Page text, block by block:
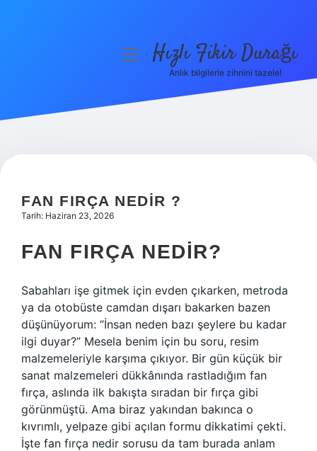
Hakkımızda
menüyüHızlı Fikir Durağı
Anlık bilgilerle zihnini tazele!
FAN FIRÇA NEDIR ?
Tarih: Haziran 23, 2026
FAN FIRÇA NEDIR?
Sabahları işe gitmek için evden çıkarken, metroda
ya da otobüste camdan dışarı bakarken bazen
düşünüyorum: “İnsan neden bazı şeylere bu kadar
ilgi duyar?” Mesela benim için bu soru, resim
malzemeleriyle karşıma çıkıyor. Bir gün küçük bir
sanat malzemeleri dükkânında rastladığım fan
fırça, aslında ilk bakışta sıradan bir fırça gibi
görünmüştü. Ama biraz yakından bakınca o
kıvrımlı, yelpaze gibi açılan formu dikkatimi çekti.
İşte fan fırça nedir sorusu da tam burada anlam